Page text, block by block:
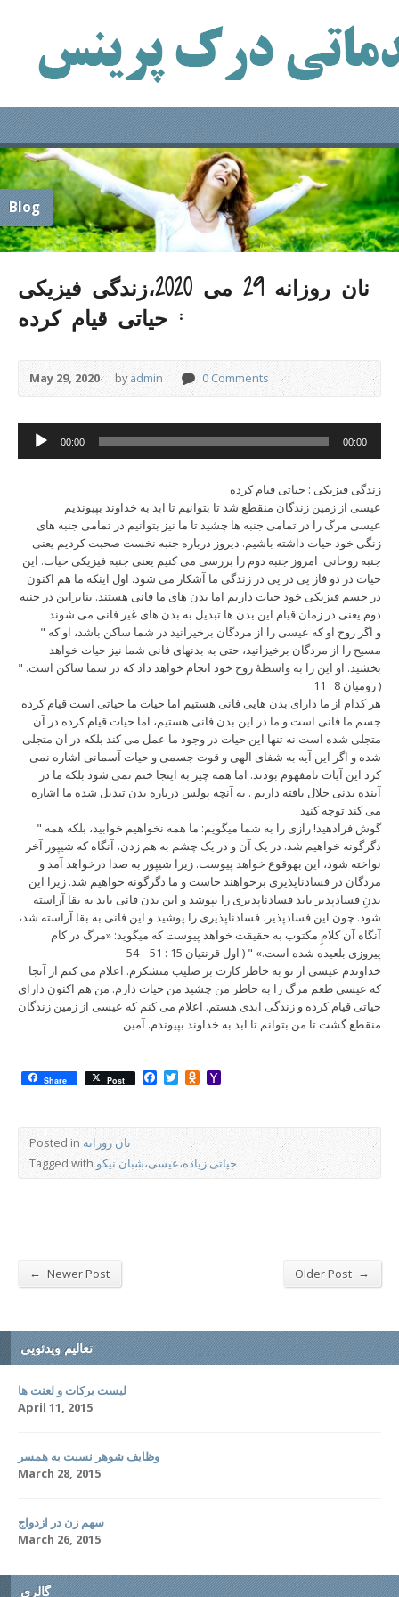
Blog
نان روزانه 29 می 2020،زندگی فیزیکی
: حیاتی قیام کرده
May 29, 2020 byadmin 0 Comments
Audio
Player
00:00 00:00
زندگی فیزیکی : حیاتی قیام کرده
عیسی از زمین زندگان منقطع شد تا بتوانیم تا ابد به خداوند بپیوندیم
عیسی مرگ را در تمامی جنبه ها چشید تا ما نیز بتوانیم در تمامی جنبه های
زنگی خود حیات داشته باشیم. دیروز درباره جنبه نخست صحبت کردیم یعنی
جنبه روحانی. امروز جنبه دوم را بررسی می کنیم یعنی جنبه فیزیکی حیات. این
حیات در دو فاز پی در پی در زندگی ما آشکار می شود. اول اینکه ما هم اکنون
در جسم فیزیکی خود حیات داریم اما بدن های ما فانی هستند. بنابراین در جنبه
دوم یعنی در زمان قیام این بدن ها تبدیل به بدن های غیر فانی می شوند
" و اگر روح او که عیسی را از مردگان برخیزانید در شما ساکن باشد، او که
مسیح را از مردگان برخیزانید، حتی به بدنهای فانی شما نیز حیات خواهد
بخشید. او این را به واسطۀ روح خود انجام خواهد داد که در شما ساکن است. "
( رومیان 8 : 11
هر کدام از ما دارای بدن هایی فانی هستیم اما حیات ما حیاتی است قیام کرده
جسم ما فانی است و ما در این بدن فانی هستیم، اما حیات قیام کرده در آن
متجلی شده است.نه تنها این حیات در وجود ما عمل می کند بلکه در آن متجلی
شده و اگر این آیه به شفای الهی و قوت جسمی و حیات آسمانی اشاره نمی
کرد این آیات نامفهوم بودند. اما همه چیز به اینجا ختم نمی شود بلکه ما در
آینده بدنی جلال یافته داریم . به آنچه پولس درباره بدن تبدیل شده ما اشاره
می کند توجه کنید
" گوش فرادهید! رازی را به شما میگویم: ما همه نخواهیم خوابید، بلکه همه
دگرگونه خواهیم شد. در یک آن و در یک چشم به هم زدن، آنگاه که شیپور آخر
نواخته شود، این بهوقوع خواهد پیوست. زیرا شیپور به صدا درخواهد آمد و
مردگان در فسادناپذیری برخواهند خاست و ما دگرگونه خواهیم شد. زیرا این
بدنِ فسادپذیر باید فسادناپذیری را بپوشد و این بدن فانی باید به بقا آراسته
شود. چون این فسادپذیر، فسادناپذیری را پوشید و این فانی به بقا آراسته شد،
آنگاه آن کلامِ مکتوب به حقیقت خواهد پیوست که میگوید: «مرگ در کام
پیروزی بلعیده شده است.» " ( اول قرنتیان 15 : 51 – 54
خداوندم عیسی از تو به خاطر کارت بر صلیب متشکرم. اعلام می کنم از آنجا
که عیسی طعم مرگ را به خاطر من چشید من حیات دارم. من هم اکنون دارای
حیاتی قیام کرده و زندگی ابدی هستم. اعلام می کنم که عیسی از زمین زندگان
منقطع گشت تا من بتوانم تا ابد به خداوند بپیوندم. آمین
Share Post Facebook
TwitterOdnoklassniki
Posted in نان روزانه
Tagged withحیاتی زیاده،عیسی،شبان نیکو
← Newer Post Older Post →
تعالیم ویدئویی
لیست برکات و لعنت ها
April 11, 2015
وظایف شوهر نسبت به همسر
March 28, 2015
سهم زن در ازدواج
March 26, 2015
گالری